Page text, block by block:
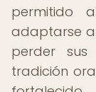
permitido
adaptarse
perder sus
tradición